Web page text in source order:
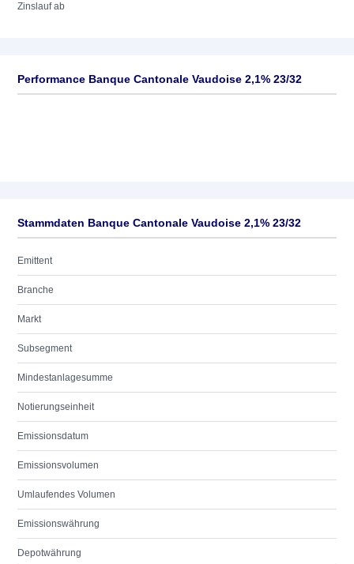
Zinslauf ab
Performance Banque Cantonale Vaudoise 2,1% 23/32
Stammdaten Banque Cantonale Vaudoise 2,1% 23/32
Emittent
Branche
Markt
Subsegment
Mindestanlagesumme
Notierungseinheit
Emissionsdatum
Emissionsvolumen
Umlaufendes Volumen
Emissionswährung
Depotwährung